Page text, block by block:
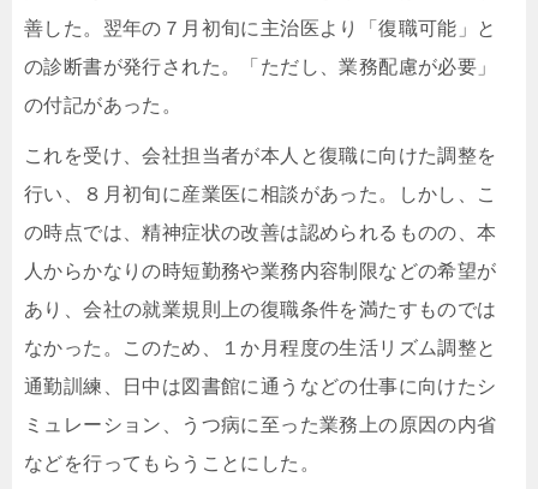
善した。翌年の７月初旬に主治医より「復職可能」と
の診断書が発行された。「ただし、業務配慮が必要」
の付記があった。
これを受け、会社担当者が本人と復職に向けた調整を
行い、８月初旬に産業医に相談があった。しかし、こ
の時点では、精神症状の改善は認められるものの、本
人からかなりの時短勤務や業務内容制限などの希望が
あり、会社の就業規則上の復職条件を満たすものでは
なかった。このため、１か月程度の生活リズム調整と
通勤訓練、日中は図書館に通うなどの仕事に向けたシ
ミュレーション、うつ病に至った業務上の原因の内省
などを行ってもらうことにした。